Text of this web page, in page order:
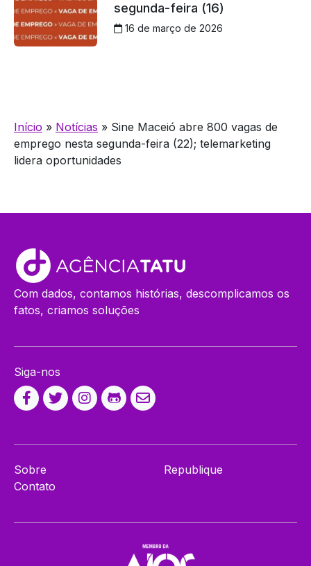
segunda-feira (16)
16 de março de 2026
Início » Notícias » Sine Maceió abre 800 vagas de
emprego nesta segunda-feira (22); telemarketing
lidera oportunidades
Com dados, contamos histórias, descomplicamos os
fatos, criamos soluções
Siga-nos
Sobre
Contato
Republique